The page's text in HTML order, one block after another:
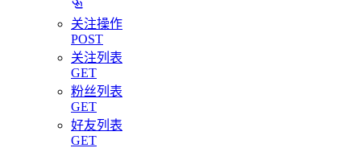
关注操作
POST
关注列表
GET
粉丝列表
GET
好友列表
GET